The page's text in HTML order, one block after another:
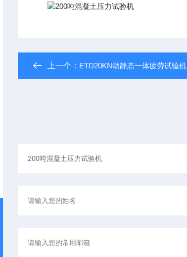
上一个： ETD20KN动静态一体疲劳试验机